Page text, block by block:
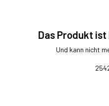
Das Produkt
Und kann nicht